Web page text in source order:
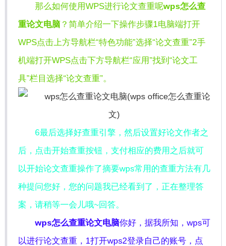
那么如何使用WPS进行论文查重呢wps怎么查
重论文电脑？简单介绍一下操作步骤1电脑端打开
WPS点击上方导航栏“特色功能”选择“论文查重”2手
机端打开WPS点击下方导航栏“应用”找到“论文工
具”栏目选择“论文查重”。
6最后选择好查重引擎，然后设置好论文作者之
后，点击开始查重按钮，支付相应的费用之后就可
以开始论文查重操作了摘要wps常用的查重方法有几
种提问您好，您的问题我已经看到了，正在整理答
案，请稍等一会儿哦~回答。
wps怎么查重论文电脑你好，据我所知，wps可
以进行论文查重，1打开wps2登录自己的账号，点